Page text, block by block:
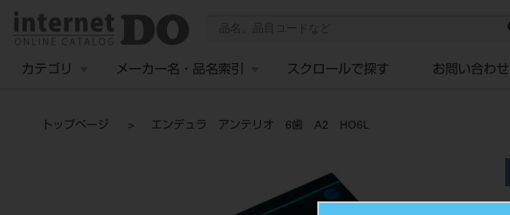
カテゴリ メーカー名・品名索引 スクロールで探す お問い合わせ
トップページ エンデュラ アンテリオ 6歯 A2 HO6L